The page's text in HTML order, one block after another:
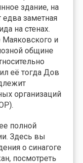
здание, на
едва заметная
на стенах.
Маяковского и
общине
её тогда Дов
организаций
полной
Здесь вы
о синагоге
посмотреть